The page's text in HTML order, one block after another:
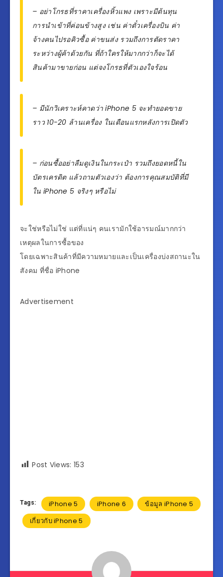
– อย่าโกรธที่ราคาเครื่องหิ้วแพง เพราะมีต้นทุน
การนำเข้าที่ค่อนข้างสูง เช่น ค่าตั๋วเครื่องบิน ค่า
จ้างคนไปรอคิวซื้อ ค่าขนส่ง รวมถึงการตัดราคา
ระหว่างผู้ค้าด้วยกัน ที่ถ้าใครให้มากกว่าก็จะได้
สินค้ามาขายก่อน แต่จงโกรธที่ตัวเองใจร้อน
– มีนักวิเคราะห์คาดว่า iPhone 5 จะทำยอดขาย
ราว 10-20 ล้านเครื่อง ในเดือนแรกหลังการเปิดตัว
– ก่อนซื้ออย่าลืมดูเงินในกระเป๋า รวมถึงยอดหนี้ใน
บัตรเครดิต แล้วถามตัวเองว่า ต้องการคุณสมบัติที่มี
ใน iPhone 5 จริงๆ หรือไม่
จะใช่หรือไม่ใช่ แต่ที่แน่ๆ คนเรามักใช้อารมณ์มากกว่า
เหตุผลในการซื้อของ
โดยเฉพาะสินค้าที่มีความหมายและเป็นเครื่องบ่งสถานะใน
สังคม ที่ชื่อ iPhone
Advertisement
Post Views: 153
Tags: iPhone 5 iPhone 6
ข้อมูล iPhone 5
เกี่ยวกับ iPhone 5